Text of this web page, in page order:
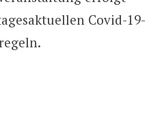
Covid-19-